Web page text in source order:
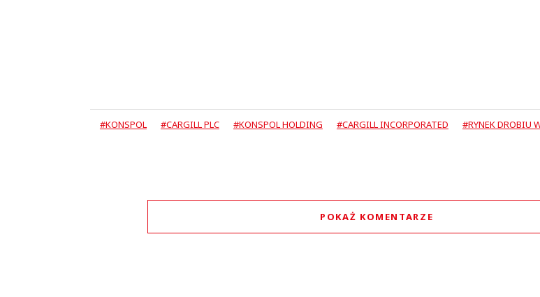
#KONSPOL #CARGILL PLC #KONSPOL HOLDING #CARGILL INCORPORATED #RYNEK DROBIU
POKAŻ KOMENTARZE